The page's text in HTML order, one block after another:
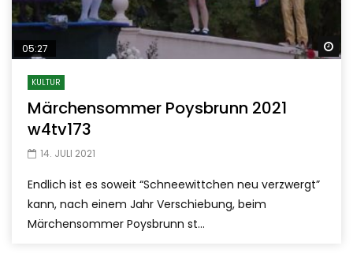
05:27
KULTUR
Märchensommer Poysbrunn 2021
w4tv173
14. JULI 2021
Endlich ist es soweit “Schneewittchen neu verzwergt”
kann, nach einem Jahr Verschiebung, beim
Märchensommer Poysbrunn st...